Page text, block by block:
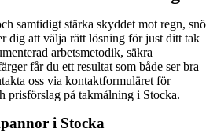
samtidigt stärka skyddet mot regn, snö
dig att välja rätt lösning för just ditt tak
arbetsmetodik, säkra
får du ett resultat som både ser bra
oss via kontaktformuläret för
prisförslag på takmålning i Stocka.
i Stocka